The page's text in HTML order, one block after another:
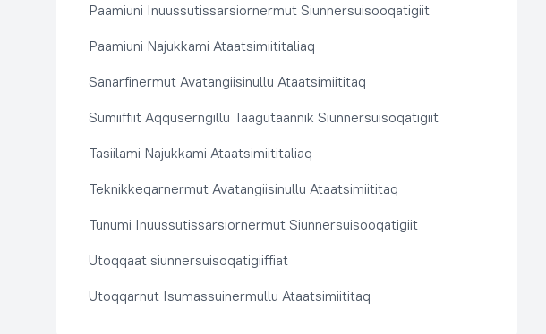
Paamiuni Inuussutissarsiornermut Siunnersuisooqatigiit
Paamiuni Najukkami Ataatsimiititaliaq
Sanarfinermut Avatangiisinullu Ataatsimiititaq
Sumiiffiit Aqquserngillu Taagutaannik Siunnersuisoqatigiit
Tasiilami Najukkami Ataatsimiititaliaq
Teknikkeqarnermut Avatangiisinullu Ataatsimiititaq
Tunumi Inuussutissarsiornermut Siunnersuisooqatigiit
Utoqqaat siunnersuisoqatigiiffiat
Utoqqarnut Isumassuinermullu Ataatsimiititaq